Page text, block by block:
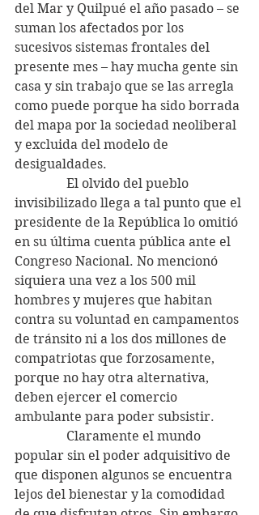
del Mar y Quilpué el año pasado – se
suman los afectados por los
sucesivos sistemas frontales del
presente mes – hay mucha gente sin
casa y sin trabajo que se las arregla
como puede porque ha sido borrada
del mapa por la sociedad neoliberal
y excluida del modelo de
desigualdades.
El olvido del pueblo
invisibilizado llega a tal punto que el
presidente de la República lo omitió
en su última cuenta pública ante el
Congreso Nacional. No mencionó
siquiera una vez a los 500 mil
hombres y mujeres que habitan
contra su voluntad en campamentos
de tránsito ni a los dos millones de
compatriotas que forzosamente,
porque no hay otra alternativa,
deben ejercer el comercio
ambulante para poder subsistir.
Claramente el mundo
popular sin el poder adquisitivo de
que disponen algunos se encuentra
lejos del bienestar y la comodidad